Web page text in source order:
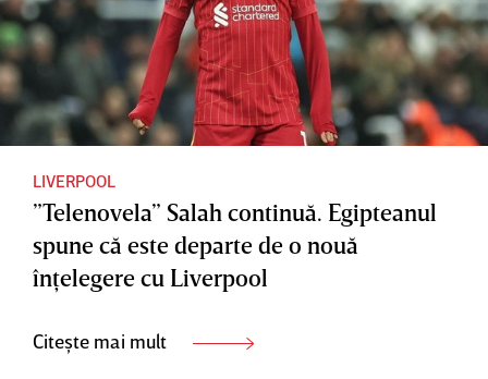
LIVERPOOL
”Telenovela” Salah continuă. Egipteanul
spune că este departe de o nouă
înţelegere cu Liverpool
Citește mai mult